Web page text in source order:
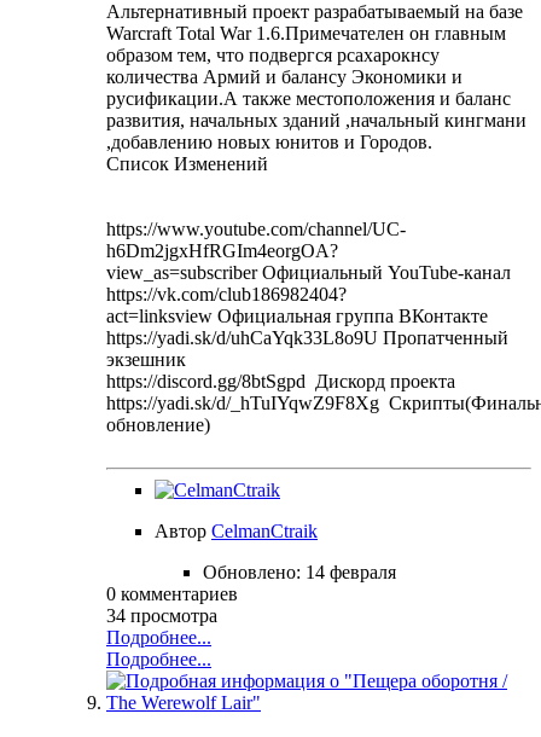
Альтернативный проект разрабатываемый на базе
Warcraft Total War 1.6.Примечателен он главным
образом тем, что подвергся рсахарокнсу
количества Армий и балансу Экономики и
русификации.А также местоположения и баланс
развития, начальных зданий ,начальный кингмани
,добавлению новых юнитов и Городов.
Список Изменений
https://www.youtube.com/channel/UC-
h6Dm2jgxHfRGIm4eorgOA?
view_as=subscriber Официальный YouTube-канал
https://vk.com/club186982404?
act=linksview Официальная группа ВКонтакте
https://yadi.sk/d/uhCaYqk33L8o9U Пропатченный
экзешник
https://discord.gg/8btSgpd Дискорд проекта
https://yadi.sk/d/_hTuIYqwZ9F8Xg
обновление)
Автор CelmanCtraik
Обновлено: 14 февраля
0 комментариев
34 просмотра
Подробнее...
Подробнее...